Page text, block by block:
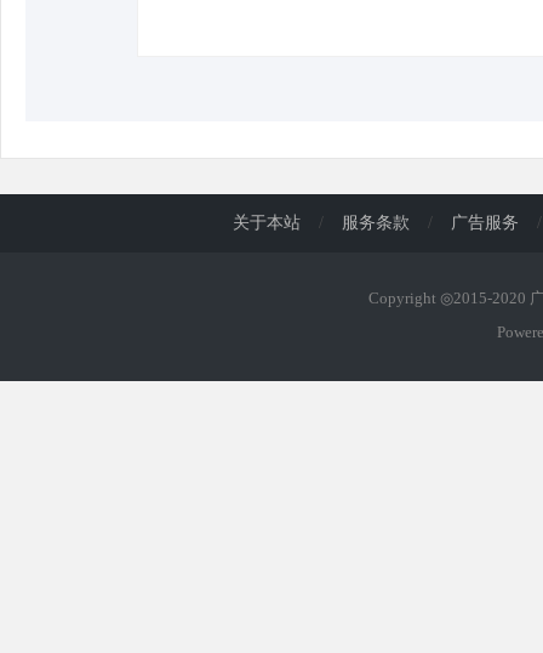
关于本站 / 服务条款 / 广告服务 /
Copyright ◎2015-2020